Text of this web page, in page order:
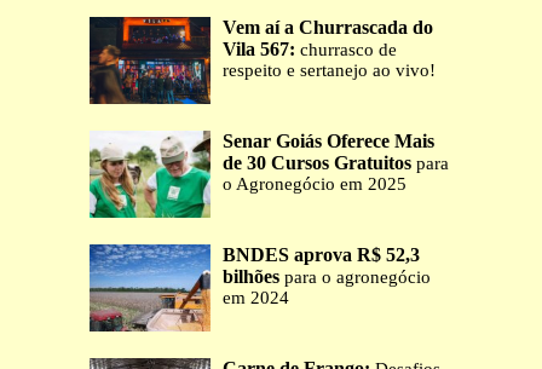
Vem aí a Churrascada do
Vila 567: churrasco de
respeito e sertanejo ao vivo!
Senar Goiás Oferece Mais
de 30 Cursos Gratuitos para
o Agronegócio em 2025
BNDES aprova R$ 52,3
bilhões para o agronegócio
em 2024